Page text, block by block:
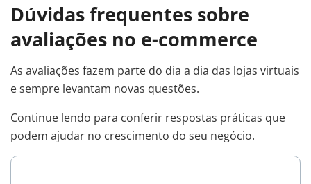
Dúvidas frequentes sobre
avaliações no e-commerce
As avaliações fazem parte do dia a dia das lojas virtuais
e sempre levantam novas questões.
Continue lendo para conferir respostas práticas que
podem ajudar no crescimento do seu negócio.